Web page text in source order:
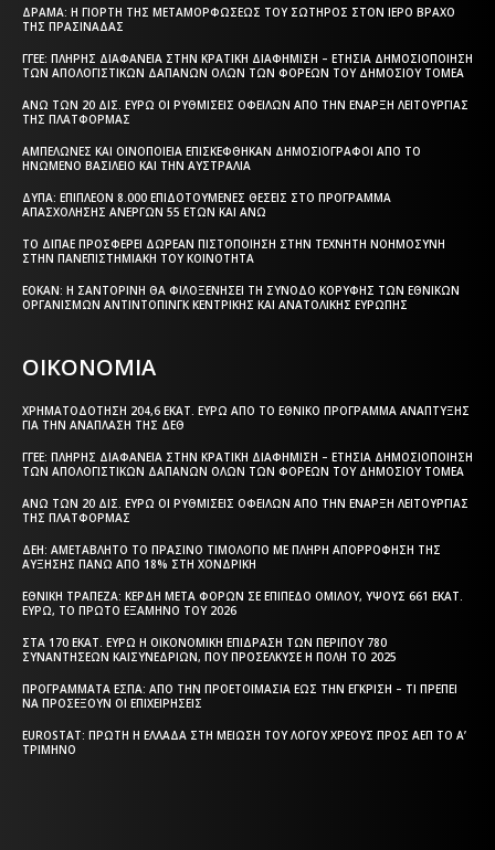
ΔΡΆΜΑ: Η ΓΙΟΡΤΉ ΤΗΣ ΜΕΤΑΜΟΡΦΏΣΕΩΣ ΤΟΥ ΣΩΤΉΡΟΣ ΣΤΟΝ ΙΕΡΌ ΒΡΆΧΟ
ΤΗΣ ΠΡΑΣΙΝΆΔΑΣ
ΓΓΕΕ: ΠΛΉΡΗΣ ΔΙΑΦΆΝΕΙΑ ΣΤΗΝ ΚΡΑΤΙΚΉ ΔΙΑΦΉΜΙΣΗ – EΤΉΣΙΑ ΔΗΜΟΣΙΟΠΟΊΗΣΗ
ΤΩΝ ΑΠΟΛΟΓΙΣΤΙΚΏΝ ΔΑΠΑΝΏΝ ΌΛΩΝ ΤΩΝ ΦΟΡΈΩΝ ΤΟΥ ΔΗΜΟΣΊΟΥ ΤΟΜΈΑ
ΆΝΩ ΤΩΝ 20 ΔΙΣ. ΕΥΡΏ ΟΙ ΡΥΘΜΊΣΕΙΣ ΟΦΕΙΛΏΝ ΑΠΌ ΤΗΝ ΈΝΑΡΞΗ ΛΕΙΤΟΥΡΓΊΑΣ
ΤΗΣ ΠΛΑΤΦΌΡΜΑΣ
ΑΜΠΕΛΏΝΕΣ ΚΑΙ ΟΙΝΟΠΟΙΕΊΑ ΕΠΙΣΚΈΦΘΗΚΑΝ ΔΗΜΟΣΙΟΓΡΆΦΟΙ ΑΠΌ ΤΟ
ΗΝΩΜΈΝΟ ΒΑΣΊΛΕΙΟ ΚΑΙ ΤΗΝ ΑΥΣΤΡΑΛΊΑ
ΔΥΠΑ: ΕΠΙΠΛΈΟΝ 8.000 ΕΠΙΔΟΤΟΎΜΕΝΕΣ ΘΈΣΕΙΣ ΣΤΟ ΠΡΌΓΡΑΜΜΑ
ΑΠΑΣΧΌΛΗΣΗΣ ΑΝΈΡΓΩΝ 55 ΕΤΏΝ ΚΑΙ ΆΝΩ
ΤΟ ΔΙΠΑΕ ΠΡΟΣΦΈΡΕΙ ΔΩΡΕΆΝ ΠΙΣΤΟΠΟΊΗΣΗ ΣΤΗΝ ΤΕΧΝΗΤΉ ΝΟΗΜΟΣΎΝΗ
ΣΤΗΝ ΠΑΝΕΠΙΣΤΗΜΙΑΚΉ ΤΟΥ ΚΟΙΝΌΤΗΤΑ
ΕΟΚΑΝ: Η ΣΑΝΤΟΡΊΝΗ ΘΑ ΦΙΛΟΞΕΝΉΣΕΙ ΤΗ ΣΎΝΟΔΟ ΚΟΡΥΦΉΣ ΤΩΝ ΕΘΝΙΚΏΝ
ΟΡΓΑΝΙΣΜΏΝ ΑΝΤΙΝΤΌΠΙΝΓΚ ΚΕΝΤΡΙΚΉΣ ΚΑΙ ΑΝΑΤΟΛΙΚΉΣ ΕΥΡΏΠΗΣ
ΟΙΚΟΝΟΜΙΑ
ΧΡΗΜΑΤΟΔΌΤΗΣΗ 204,6 ΕΚΑΤ. ΕΥΡΏ ΑΠΌ ΤΟ ΕΘΝΙΚΌ ΠΡΌΓΡΑΜΜΑ ΑΝΆΠΤΥΞΗΣ
ΓΙΑ ΤΗΝ ΑΝΆΠΛΑΣΗ ΤΗΣ ΔΕΘ
ΓΓΕΕ: ΠΛΉΡΗΣ ΔΙΑΦΆΝΕΙΑ ΣΤΗΝ ΚΡΑΤΙΚΉ ΔΙΑΦΉΜΙΣΗ – EΤΉΣΙΑ ΔΗΜΟΣΙΟΠΟΊΗΣΗ
ΤΩΝ ΑΠΟΛΟΓΙΣΤΙΚΏΝ ΔΑΠΑΝΏΝ ΌΛΩΝ ΤΩΝ ΦΟΡΈΩΝ ΤΟΥ ΔΗΜΟΣΊΟΥ ΤΟΜΈΑ
ΆΝΩ ΤΩΝ 20 ΔΙΣ. ΕΥΡΏ ΟΙ ΡΥΘΜΊΣΕΙΣ ΟΦΕΙΛΏΝ ΑΠΌ ΤΗΝ ΈΝΑΡΞΗ ΛΕΙΤΟΥΡΓΊΑΣ
ΤΗΣ ΠΛΑΤΦΌΡΜΑΣ
ΔΕΗ: ΑΜΕΤΆΒΛΗΤΟ ΤΟ ΠΡΆΣΙΝΟ ΤΙΜΟΛΌΓΙΟ ΜΕ ΠΛΉΡΗ ΑΠΟΡΡΌΦΗΣΗ ΤΗΣ
ΑΎΞΗΣΗΣ ΠΆΝΩ ΑΠΌ 18% ΣΤΗ ΧΟΝΔΡΙΚΉ
ΕΘΝΙΚΉ ΤΡΆΠΕΖΑ: ΚΈΡΔΗ ΜΕΤΆ ΦΌΡΩΝ ΣΕ ΕΠΊΠΕΔΟ ΟΜΊΛΟΥ, ΎΨΟΥΣ 661 ΕΚΑΤ.
ΕΥΡΏ, ΤΟ ΠΡΏΤΟ ΕΞΆΜΗΝΟ ΤΟΥ 2026
ΣΤΑ 170 ΕΚΑΤ. ΕΥΡΏ Η ΟΙΚΟΝΟΜΙΚΉ ΕΠΊΔΡΑΣΗ ΤΩΝ ΠΕΡΊΠΟΥ 780
ΣΥΝΑΝΤΉΣΕΩΝ ΚΑΙΣΥΝΕΔΡΊΩΝ, ΠΟΥ ΠΡΟΣΈΛΚΥΣΕ Η ΠΌΛΗ ΤΟ 2025
ΠΡΟΓΡΆΜΜΑΤΑ EΣΠΑ: ΑΠΌ ΤΗΝ ΠΡΟΕΤΟΙΜΑΣΊΑ ΈΩΣ ΤΗΝ ΈΓΚΡΙΣΗ – ΤΙ ΠΡΈΠΕΙ
ΝΑ ΠΡΟΣΈΞΟΥΝ ΟΙ ΕΠΙΧΕΙΡΉΣΕΙΣ
EUROSTAT: ΠΡΏΤΗ Η ΕΛΛΆΔΑ ΣΤΗ ΜΕΊΩΣΗ ΤΟΥ ΛΌΓΟΥ ΧΡΈΟΥΣ ΠΡΟΣ ΑΕΠ ΤΟ Α’
ΤΡΊΜΗΝΟ